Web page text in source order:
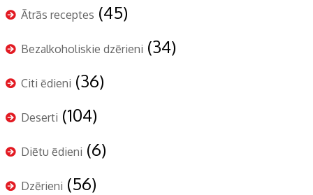
Ātrās receptes (45)
Bezalkoholiskie dzērieni (34)
Citi ēdieni (36)
Deserti (104)
Diētu ēdieni (6)
Dzērieni (56)